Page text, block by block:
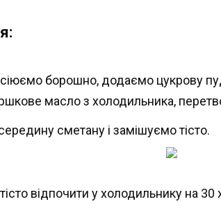
борошно, додаємо цукрову
масло з холодильника,
сметану і замішуємо тісто.
відпочити у холодильнику на 30